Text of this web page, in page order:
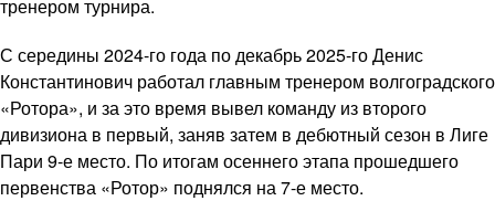
тренером турнира.
С середины 2024-го года по декабрь 2025-го Денис
Константинович работал главным тренером волгоградского
«Ротора», и за это время вывел команду из второго
дивизиона в первый, заняв затем в дебютный сезон в Лиге
Пари 9-е место. По итогам осеннего этапа прошедшего
первенства «Ротор» поднялся на 7-е место.